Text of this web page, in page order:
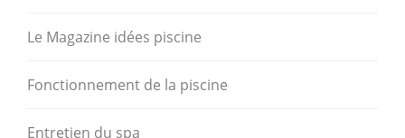
Le Magazine idées piscine
Fonctionnement de la piscine
Entretien du spa